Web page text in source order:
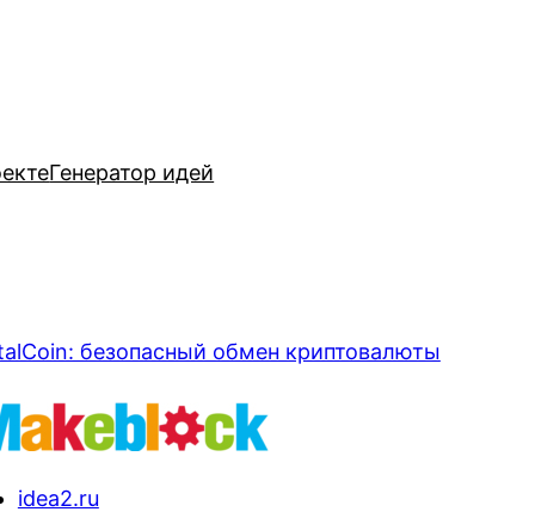
Генератор идей
безопасный обмен криптовалюты
idea2.ru